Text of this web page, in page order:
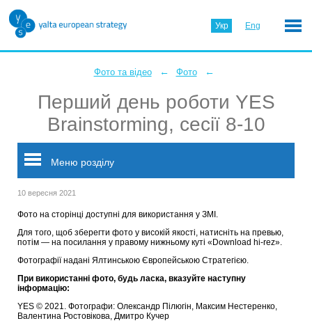
Укр Eng
Фото та відео ← Фото ←
Перший день роботи YES
Brainstorming, сесії 8-10
Меню розділу
10 вересня 2021
Фото на сторінці доступні для використання у ЗМІ.
Для того, щоб зберегти фото у високій якості, натисніть на превью,
потім — на посилання у правому нижньому куті «Download hi-rez».
Фотографії надані Ялтинською Європейською Стратегією.
При використанні фото, будь ласка, вказуйте наступну
інформацію:
YES © 2021. Фотографи: Олександр Пілюгін, Максим Нестеренко,
Валентина Ростовікова, Дмитро Кучер